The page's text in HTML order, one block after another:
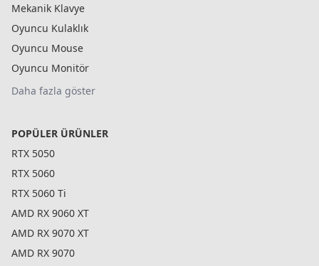
Mekanik Klavye
Oyuncu Kulaklık
Oyuncu Mouse
Oyuncu Monitör
Daha fazla göster
POPÜLER ÜRÜNLER
RTX 5050
RTX 5060
RTX 5060 Ti
AMD RX 9060 XT
AMD RX 9070 XT
AMD RX 9070